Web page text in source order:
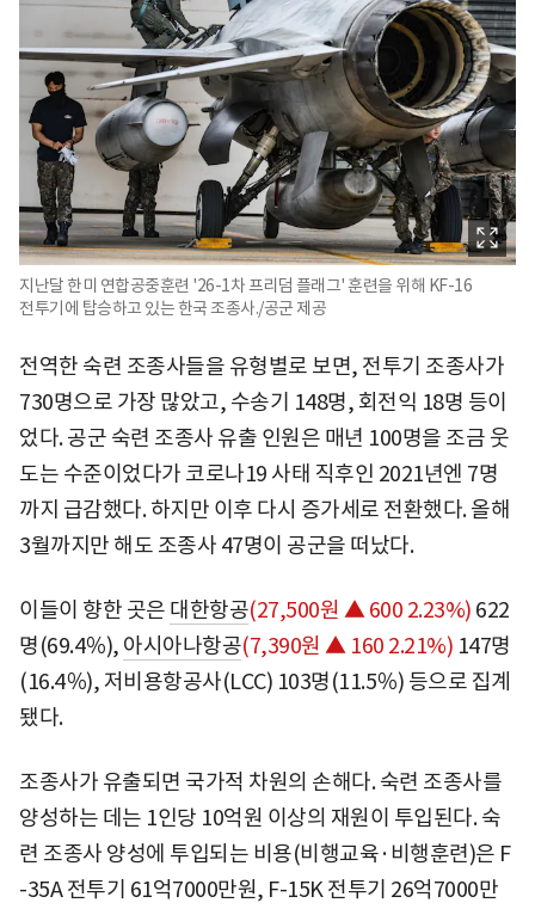
지난달 한미 연합공중훈련 '26-1차 프리덤 플래그' 훈련을 위해 KF-16
전투기에 탑승하고 있는 한국 조종사./공군 제공
전역한 숙련 조종사들을 유형별로 보면, 전투기 조종사가
730명으로 가장 많았고, 수송기 148명, 회전익 18명 등이
었다. 공군 숙련 조종사 유출 인원은 매년 100명을 조금 웃
도는 수준이었다가 코로나19 사태 직후인 2021년엔 7명
까지 급감했다. 하지만 이후 다시 증가세로 전환했다. 올해
3월까지만 해도 조종사 47명이 공군을 떠났다.
이들이 향한 곳은 대한항공(27,500원 ▲ 600 2.23%) 622
명(69.4％), 아시아나항공(7,390원 ▲ 160 2.21%) 147명
(16.4％), 저비용항공사(LCC) 103명(11.5％) 등으로 집계
됐다.
조종사가 유출되면 국가적 차원의 손해다. 숙련 조종사를
양성하는 데는 1인당 10억원 이상의 재원이 투입된다. 숙
련 조종사 양성에 투입되는 비용(비행교육·비행훈련)은 F
-35A 전투기 61억7000만원, F-15K 전투기 26억7000만